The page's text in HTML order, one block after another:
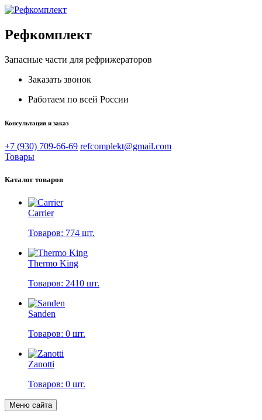
Рефкомплект
Запасные части для рефрижераторов
Заказать звонок
Работаем по всей России
Консультация и заказ
+7 (930) 709-66-69 refcomplekt@gmail.com
Товары
Каталог товаров
Carrier
Товаров: 774 шт.
Thermo King
Товаров: 2410 шт.
Sanden
Товаров: 0 шт.
Zanotti
Товаров: 0 шт.
Меню сайта